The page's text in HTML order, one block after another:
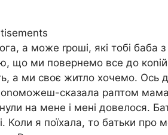
а може rроші, які тобі баба
що ми повернемо все до
а ми своє житло хочемо. Ось
сказала раптом мама.
на мене і мені довелося.
Коли я поїхала, то батьки про